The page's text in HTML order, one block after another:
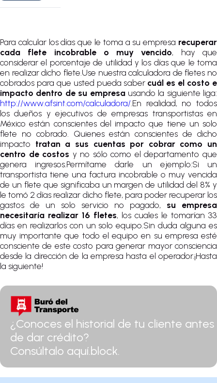
Para calcular los días que le toma a su empresa recuperar
cada flete incobrable o muy vencido, hay que
considerar el porcentaje de utilidad y los días que le toma
en realizar dicho flete.Use nuestra calculadora de fletes no
cobrados para que usted pueda saber cuál es el costo e
impacto dentro de su empresausando la siguiente liga:
http://www.afsint.com/calculadora/ .En realidad, no todos
los dueños y ejecutivos de empresas transportistas en
México están conscientes del impacto que tiene un solo
flete no cobrado. Quienes están conscientes de dicho
impacto tratan a sus cuentas por cobrar como un
centro de costos y no sólo como el departamento que
genera ingresos.Permítame darle un ejemplo:Si un
transportista tiene una factura incobrable o muy vencida
de un flete que significaba un margen de utilidad del 8% y
le tomó 2 días realizar dicho flete, para poder recuperar los
gastos de un solo servicio no pagado, su empresa
necesitaría realizar 16 fletes, los cuales le tomarían 33
días en realizarlos con un solo equipo.Sin duda alguna es
muy importante que todo el equipo en su empresa esté
consciente de este costo para generar mayor consciencia
desde la dirección de la empresa hasta el operador.¡Hasta
la siguiente!
¿Conoces el historial de tu cliente antes
de dar crédito?
Consúltalo aquí.block.